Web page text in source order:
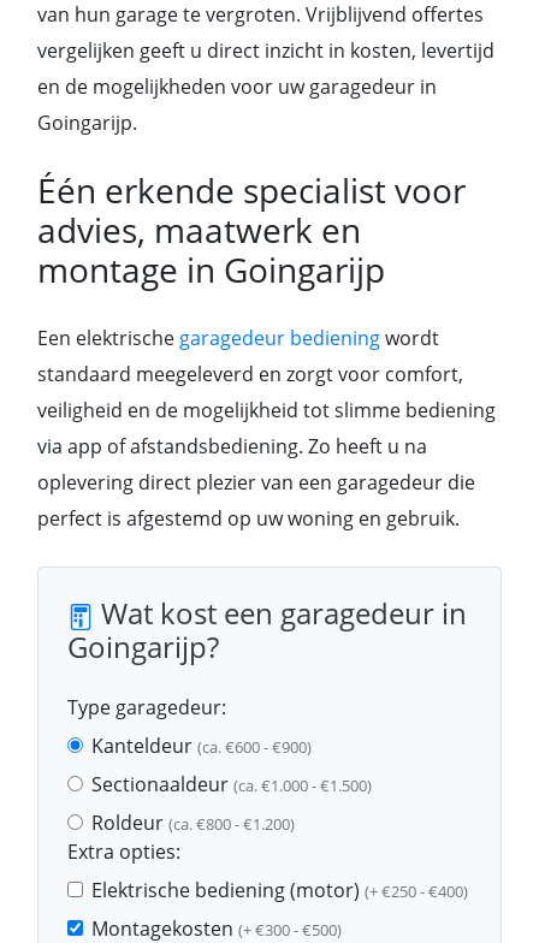
van hun garage te vergroten. Vrijblijvend offertes
vergelijken geeft u direct inzicht in kosten, levertijd
en de mogelijkheden voor uw garagedeur in
Goingarijp.
Één erkende specialist voor
advies, maatwerk en
montage in Goingarijp
Een elektrische garagedeur bedieningwordt
standaard meegeleverd en zorgt voor comfort,
veiligheid en de mogelijkheid tot slimme bediening
via app of afstandsbediening. Zo heeft u na
oplevering direct plezier van een garagedeur die
perfect is afgestemd op uw woning en gebruik.
Wat kost een garagedeur in
Goingarijp?
Type garagedeur:
Kanteldeur (ca. €600 - €900)
Sectionaaldeur (ca. €1.000 - €1.500)
Roldeur (ca. €800 - €1.200)
Extra opties:
Elektrische bediening (motor) (+ €250 - €400)
Montagekosten (+ €300 - €500)